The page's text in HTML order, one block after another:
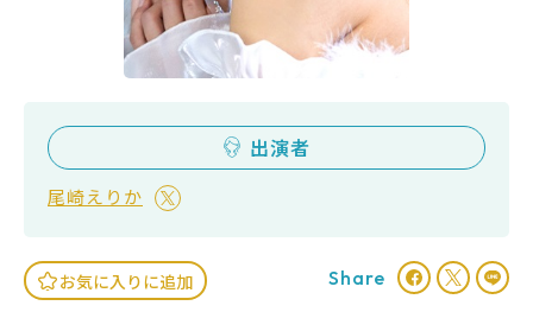
出演者
尾崎えりか
お気に入りに追加 Share